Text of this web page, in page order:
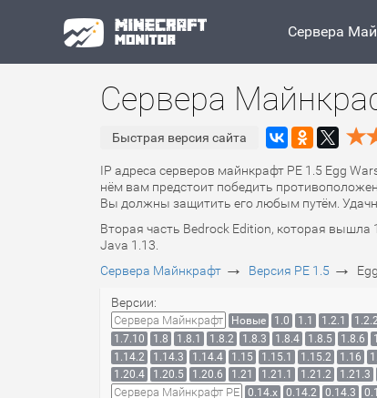
Сервера
Сервера
Быстрая версия сайта
IP адреса серверов майнкрафт PE 1.5 Egg
нём вам предстоит победить
Вы должны защитить его любым путём.
Вторая часть Bedrock Edition, которая
Java 1.13.
Сервера Майнкрафт → Версия PE 1.5 →
Версии:
Сервера Майнкрафт Новые 1.0 1.1 1.2.1
1.7.10
1.8 1.8.1 1.8.2 1.8.3 1.8.4 1.8.5 1.8.6
1.14.2
1.14.3 1.14.4 1.15 1.15.1 1.15.2 1.16
1.20.4
1.20.5 1.20.6 1.21 1.21.1 1.21.2 1.21.3
Сервера Майнкрафт PE 0.14.x 0.14.2 0.14.3